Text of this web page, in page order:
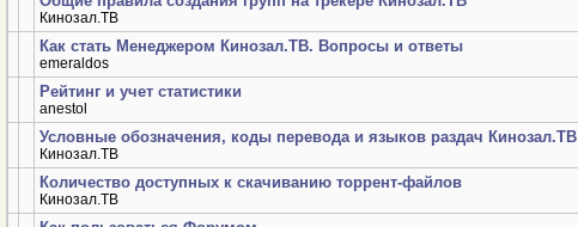
Общие правила создания групп на трекере Кинозал.ТВ
Кинозал.ТВ
Как стать Менеджером Кинозал.ТВ. Вопросы и ответы
emeraldos
Рейтинг и учет статистики
anestol
Условные обозначения, коды перевода и языков раздач Кинозал.ТВ
Кинозал.ТВ
Количество доступных к скачиванию торрент-файлов